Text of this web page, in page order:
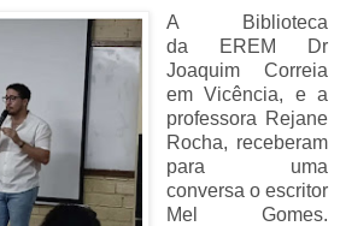
A Biblioteca
da
EREM Dr
Joaquim Correia
em Vicência, e a
professora Rejane
Rocha, receberam
para uma
conversa o escritor
Mel Gomes.